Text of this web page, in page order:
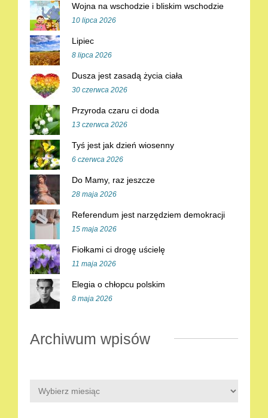
Wojna na wschodzie i bliskim wschodzie
10 lipca 2026
Lipiec
8 lipca 2026
Dusza jest zasadą życia ciała
30 czerwca 2026
Przyroda czaru ci doda
13 czerwca 2026
Tyś jest jak dzień wiosenny
6 czerwca 2026
Do Mamy, raz jeszcze
28 maja 2026
Referendum jest narzędziem demokracji
15 maja 2026
Fiołkami ci drogę uścielę
11 maja 2026
Elegia o chłopcu polskim
8 maja 2026
Archiwum wpisów